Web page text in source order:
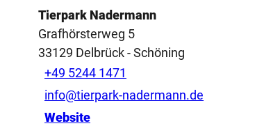
Tierpark Nadermann
Grafhörsterweg 5
33129 Delbrück- Schöning
+49 5244 1471
info@tierpark-nadermann.de
Website